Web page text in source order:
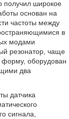
получил широкое
основан на
частоты между
в
модами
резонатор, чаще
оборудован
два
датчика
сигнала,